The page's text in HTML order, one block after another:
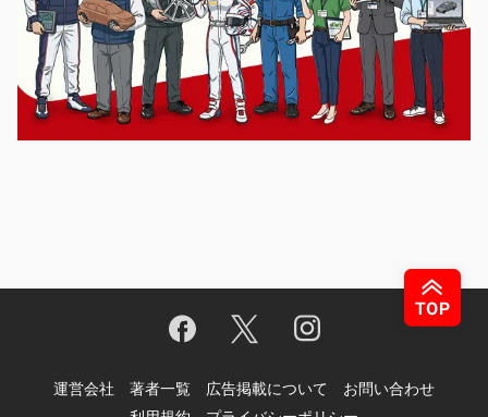
運営会社 著者一覧 広告掲載について
お問い合わせ